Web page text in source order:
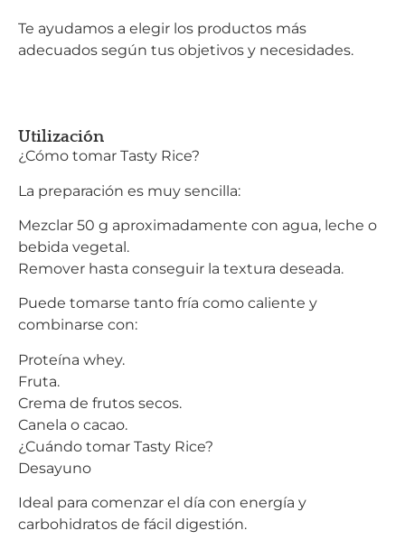
Te ayudamos a elegir los productos más
adecuados según tus objetivos y necesidades.
Utilización
¿Cómo tomar Tasty Rice?
La preparación es muy sencilla:
Mezclar 50 g aproximadamente con agua, leche o
bebida vegetal.
Remover hasta conseguir la textura deseada.
Puede tomarse tanto fría como caliente y
combinarse con:
Proteína whey.
Fruta.
Crema de frutos secos.
Canela o cacao.
¿Cuándo tomar Tasty Rice?
Desayuno
Ideal para comenzar el día con energía y
carbohidratos de fácil digestión.